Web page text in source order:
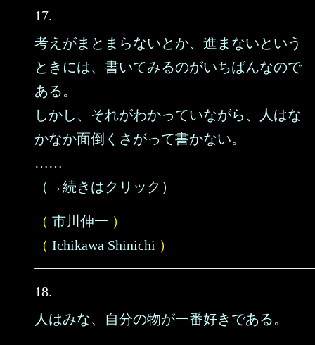
17.
考えがまとまらないとか、進まないという
ときには、書いてみるのがいちばんなので
ある。
しかし、それがわかっていながら、人はな
かなか面倒くさがって書かない。
……
（→続きはクリック）
（ 市川伸一 ）
（ Ichikawa Shinichi ）
18.
人はみな、自分の物が一番好きである。